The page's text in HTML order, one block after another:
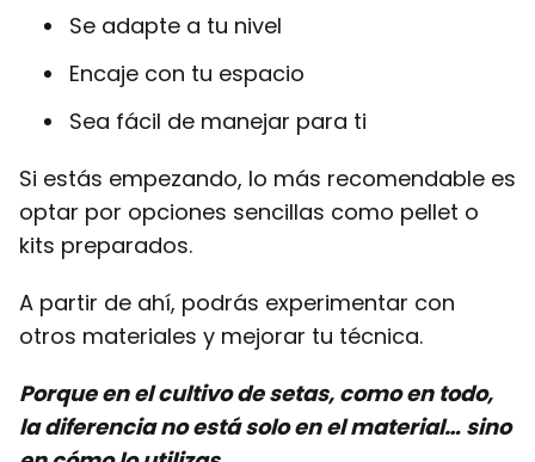
Se adapte a tu nivel
Encaje con tu espacio
Sea fácil de manejar para ti
Si estás empezando, lo más recomendable es
optar por opciones sencillas como pellet o
kits preparados.
A partir de ahí, podrás experimentar con
otros materiales y mejorar tu técnica.
Porque en el cultivo de setas, como en todo,
la diferencia no está solo en el material… sino